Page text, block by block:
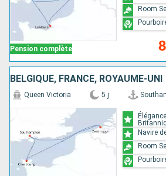
Pension complète
Room
BELGIQUE, FRANCE, ROYAUME-UNI
Queen Victoria 5 j
Navire
Room